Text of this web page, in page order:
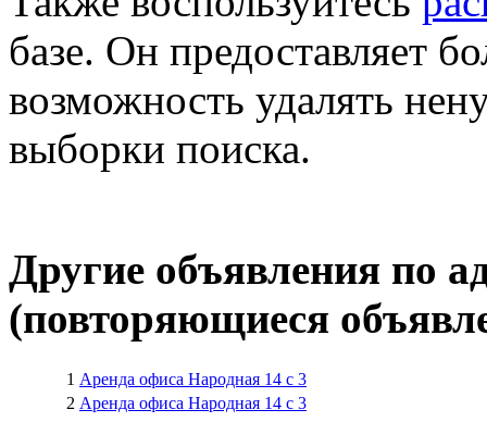
базе. Он предоставляет
возможность удалять
выборки поиска.
Другие объявления по
(повторяющиеся
1 Аренда офиса Народная 14 с 3
2 Аренда офиса Народная 14 с 3